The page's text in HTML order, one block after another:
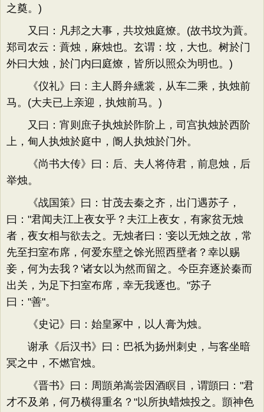
之奠。)
又曰：凡邦之大事，共坟烛庭燎。(故书坟为蕡。
郑司农云：蕡烛，麻烛也。玄谓：坟，大也。树於门
外曰大烛，於门内曰庭燎，皆所以照众为明也。)
《仪礼》曰：主人爵弁纁裳，从车二乘，执烛前
马。(大夫已上亲迎，执烛前马。)
又曰：宵则庶子执烛於阼阶上，司宫执烛於西阶
上，甸人执烛於庭中，阍人执烛於门外。
《尚书大传》曰：后、夫人将侍君，前息烛，后
举烛。
《战国策》曰：甘茂去秦之齐，出门遇苏子，
曰："君闻夫江上夜女乎？夫江上夜女，有家贫无烛
者，夜女相与欲去之。无烛者曰：'妾以无烛之故，常
先至扫室布席，何爱东壁之馀光照西壁者？幸以赐
妾，何为去我？'诸女以为然而留之。今臣弃逐於秦而
出关，为足下扫室布席，幸无我逐也。"苏子
曰："善"。
《史记》曰：始皇冢中，以人膏为烛。
谢承《后汉书》曰：巴祇为扬州刺史，与客坐暗
冥之中，不燃官烛。
《晋书》曰：周顗弟嵩尝因酒瞑目，谓顗曰："君
才不及弟，何乃横得重名？"以所执蜡烛投之。顗神色